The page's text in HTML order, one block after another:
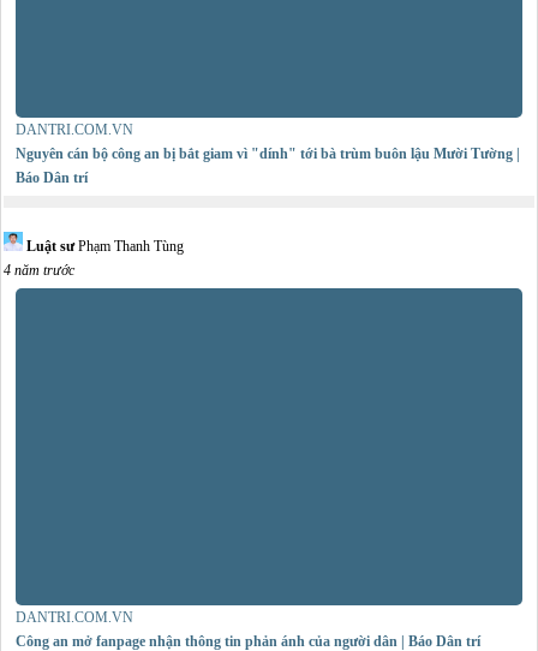
DANTRI.COM.VN
Nguyên cán bộ công an bị bắt giam vì "dính" tới bà trùm buôn lậu Mười Tường |
Báo Dân trí
Luật sưPhạm Thanh Tùng
4 năm trước
DANTRI.COM.VN
Công an mở fanpage nhận thông tin phản ánh của người dân | Báo Dân trí